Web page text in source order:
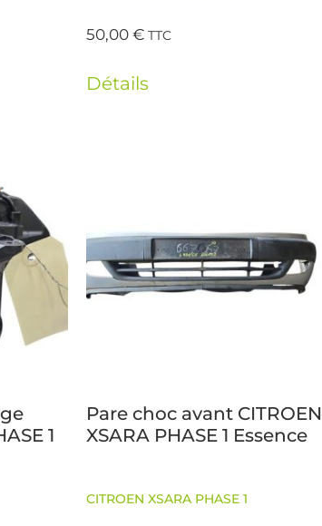
50,00€ TTC
Détails
1
Pare choc avant CITROEN
XSARA PHASE 1 Essence
CITROEN XSARA PHASE 1